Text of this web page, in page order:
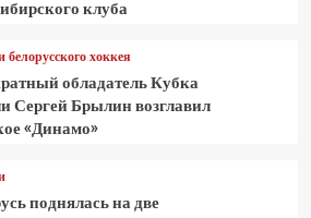
клуба
белорусского хоккея
обладатель Кубка
Сергей Брылин возглавил
«Динамо»
поднялась на две